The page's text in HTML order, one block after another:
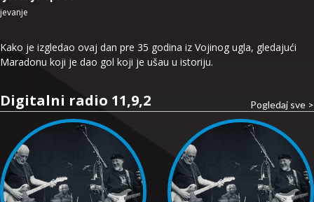
Kako je izgledao ovaj dan pre 35 godina iz Vojinog ugla, gledajući
Maradonu koji je dao gol koji je ušau u istoriju.
Digitalni radio 11,9,2 Pogledaj sve >